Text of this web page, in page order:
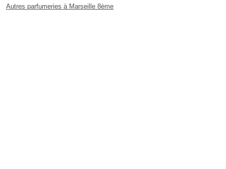
Autres parfumeries à Marseille 8ème